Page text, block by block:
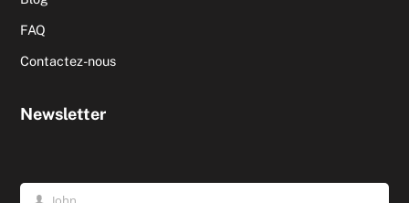
FAQ
Contactez-nous
Newsletter